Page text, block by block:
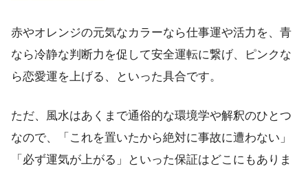
赤やオレンジの元気なカラーなら仕事運や活力を、青
なら冷静な判断力を促して安全運転に繋げ、ピンクな
ら恋愛運を上げる、といった具合です。
ただ、風水はあくまで通俗的な環境学や解釈のひとつ
なので、「これを置いたから絶対に事故に遭わない」
「必ず運気が上がる」といった保証はどこにもありま